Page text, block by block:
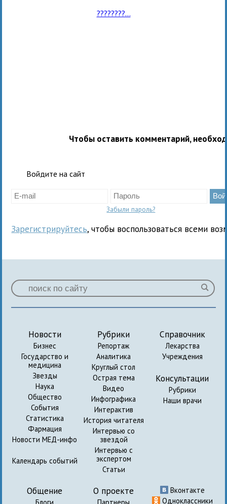
????????...
Чтобы оставить комментарий,
Войдите на сайт
Забыли пароль?
Зарегистрируйтесь, чтобы воспользоваться всеми
Новости
Бизнес
Государство и
медицина
Звезды
Наука
Общество
События
Статистика
Фармация
Новости МЕД-инфо
Календарь событий
Рубрики
Репортаж
Аналитика
Круглый стол
Острая тема
Видео
Инфографика
Интерактив
История читателя
Интервью со
звездой
Интервью с
экспертом
Статьи
Справочник
Лекарства
Учреждения
Консультации
Рубрики
Наши врачи
Общение
Блоги
О проекте
Партнеры
Вконтакте
Одноклассники